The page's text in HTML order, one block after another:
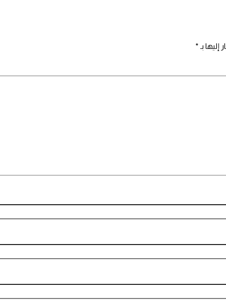
بـ *